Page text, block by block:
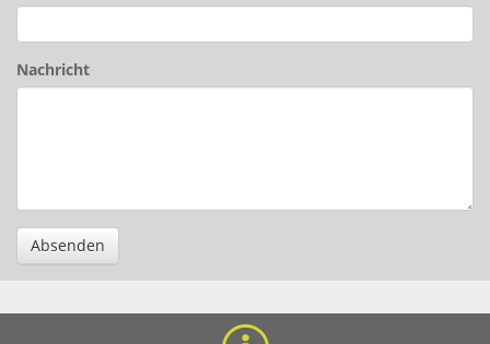
Nachricht
Absenden